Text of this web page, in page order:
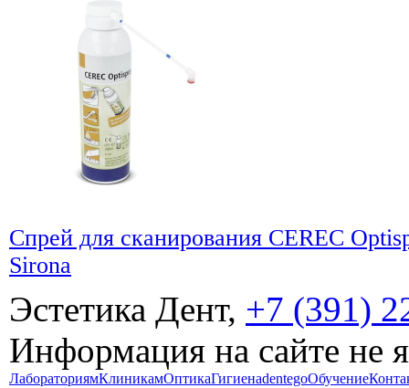
Спрей для сканирования CEREC
Sirona
Эстетика Дент, +7 (391)
Информация на сайте не
ЛабораториямКлиникамОптикаГигиенаdentegoОбучение